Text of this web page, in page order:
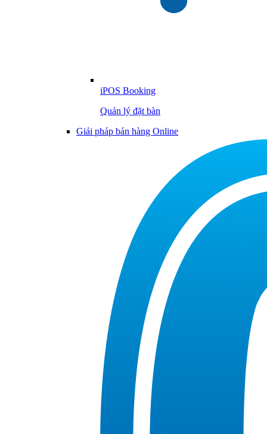
iPOS Booking
Quản lý đặt bàn
Giải pháp bán hàng Online